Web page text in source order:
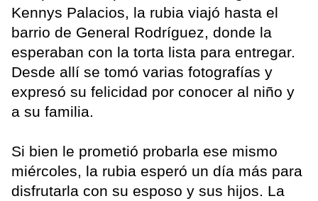
Kennys Palacios, la rubia viajó hasta el
barrio de General Rodríguez, donde la
esperaban con la torta lista para entregar.
Desde allí se tomó varias fotografías y
expresó su felicidad por conocer al niño y
a su familia.
Si bien le prometió probarla ese mismo
miércoles, la rubia esperó un día más para
disfrutarla con su esposo y sus hijos. La